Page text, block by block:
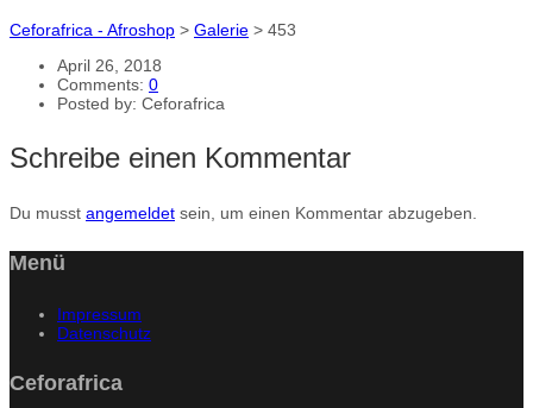
Ceforafrica - Afroshop > Galerie > 453
April 26, 2018
Comments: 0
Posted by: Ceforafrica
Schreibe einen Kommentar
Du musst angemeldet sein, um einen Kommentar abzugeben.
Menü
Impressum
Datenschutz
Ceforafrica